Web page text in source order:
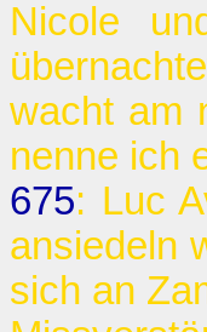
Nicole
wacht am
nenne ich
675: Luc
ansiedeln
sich an